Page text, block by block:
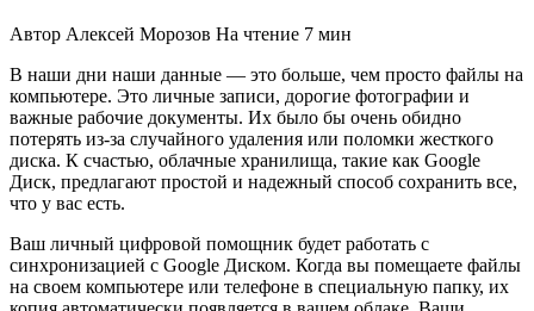
Автор Алексей Морозов На чтение 7 мин
В наши дни наши данные — это больше, чем просто файлы на
компьютере. Это личные записи, дорогие фотографии и
важные рабочие документы. Их было бы очень обидно
потерять из-за случайного удаления или поломки жесткого
диска. К счастью, облачные хранилища, такие как Google
Диск, предлагают простой и надежный способ сохранить все,
что у вас есть.
Ваш личный цифровой помощник будет работать с
синхронизацией с Google Диском. Когда вы помещаете файлы
на своем компьютере или телефоне в специальную папку, их